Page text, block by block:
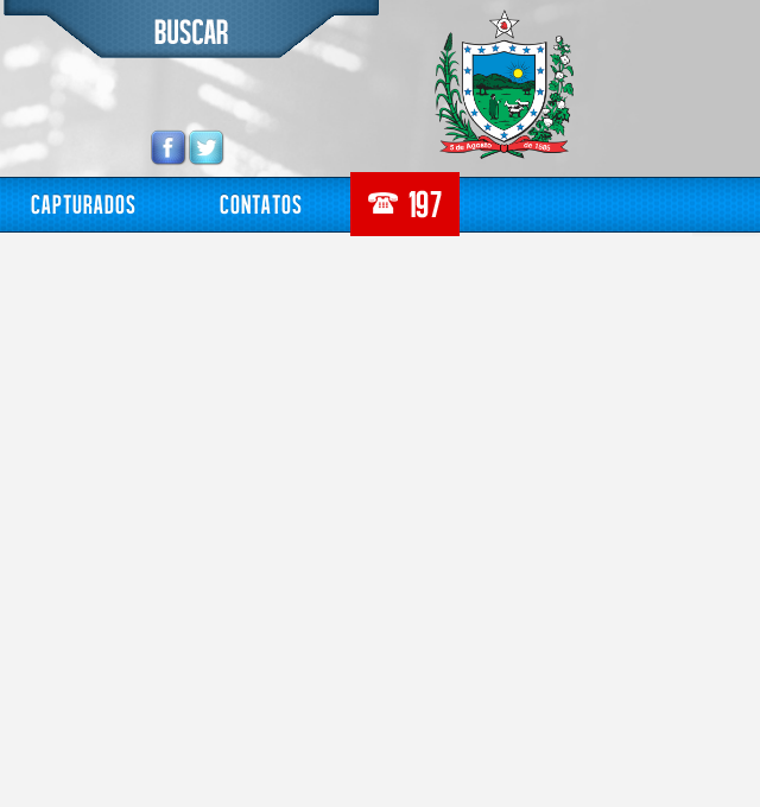
Capturados Contatos